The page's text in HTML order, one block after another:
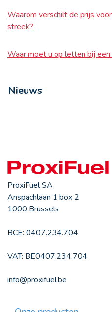
Waarom verschilt de prijs
streek?
Waar moet u op letten bij
Nieuws
ProxiFuel SA
Anspachlaan 1 box 2
1000 Brussels
BCE: 0407.234.704
VAT: BE0407.234.704
info@proxifuel.be